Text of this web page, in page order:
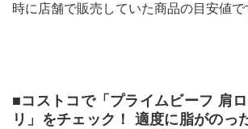
時に店舗で販売していた商品の目安値で
■コストコで「プライムビーフ 肩
リ」をチェック！ 適度に脂がのっ